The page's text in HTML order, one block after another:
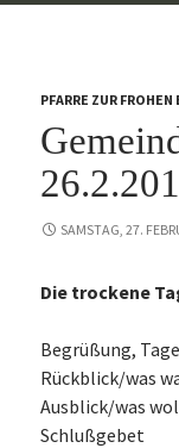
PFARRE ZUR
SAMSTAG, 27.
Die trockene
Begrüßung,
Rückblick/was
Ausblick/was
Schlußgebet